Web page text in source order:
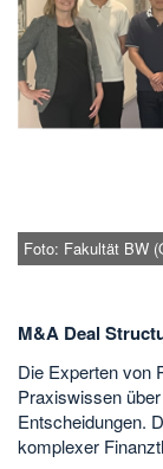
Foto: Fakultät BW
M&A Deal
Die Experten von
Praxiswissen
Entscheidungen.
komplexer